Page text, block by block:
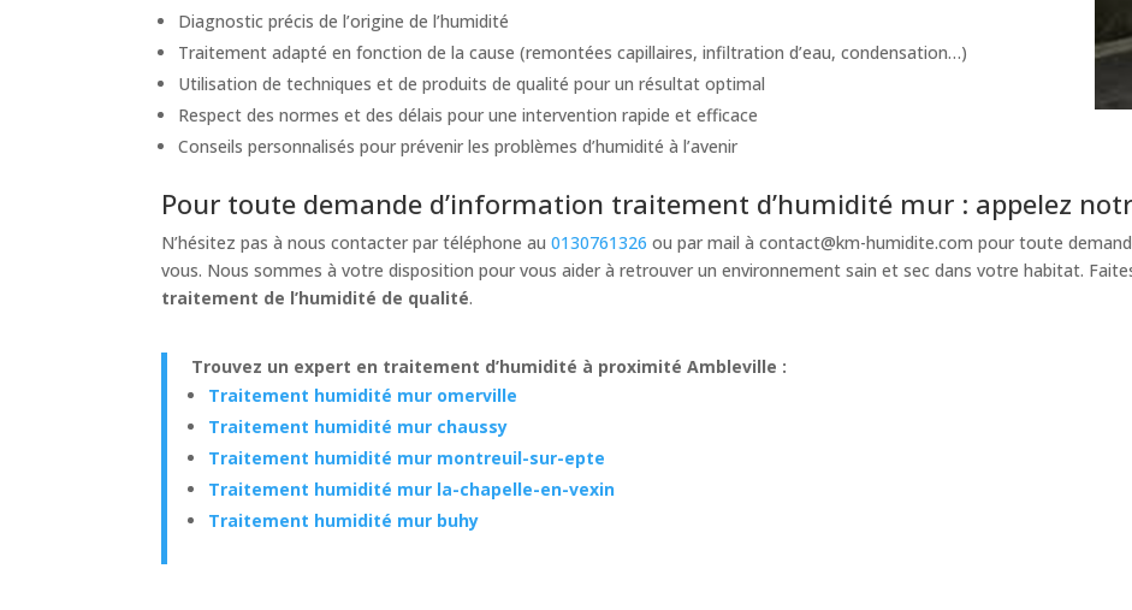
Diagnostic précis de l’origine de l’humidité
Traitement adapté en fonction de la cause (remontées capillaires, infiltration d’eau, condensation…)
Utilisation de techniques et de produits de qualité pour un résultat optimal
Respect des normes et des délais pour une intervention rapide et efficace
Conseils personnalisés pour prévenir les problèmes d’humidité à l’avenir
Pour toute demande d’information traitement d’humidité mur : appelez
N’hésitez pas à nous contacter par téléphone au0130761326 ou par mail àcontact@km-humidite.com pour toute
vous. Nous sommes à votre disposition pour vous aider à retrouver un environnement sain et sec dans votre habitat.
traitement de l’humidité de qualité.
Trouvez un expert en traitement d’humidité à proximité Ambleville :
Traitement humidité mur omerville
Traitement humidité mur chaussy
Traitement humidité mur montreuil-sur-epte
Traitement humidité mur la-chapelle-en-vexin
Traitement humidité mur buhy